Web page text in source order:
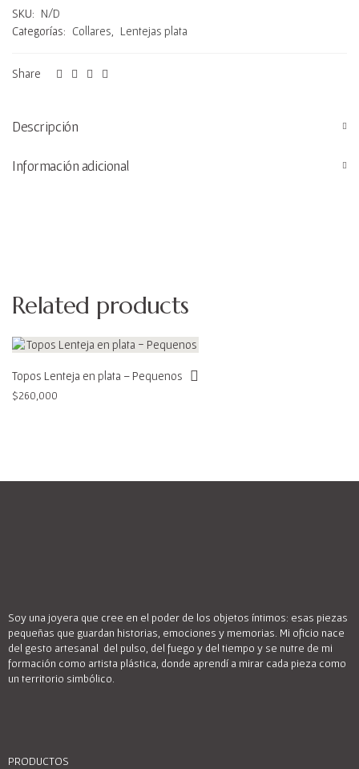
SKU: N/D
Categorías: Collares Lentejas plata
Share
Descripción
Información adicional
Related products
Topos Lenteja en plata – Pequenos
$260,000
Soy una joyera que cree en el poder de los objetos íntimos: esas piezas
pequeñas que guardan historias, emociones y memorias. Mi oficio nace
del gesto artesanal del pulso, del fuego y del tiempo y se nutre de mi
formación como artista plástica, donde aprendí a mirar cada pieza como
un territorio simbólico.
PRODUCTOS